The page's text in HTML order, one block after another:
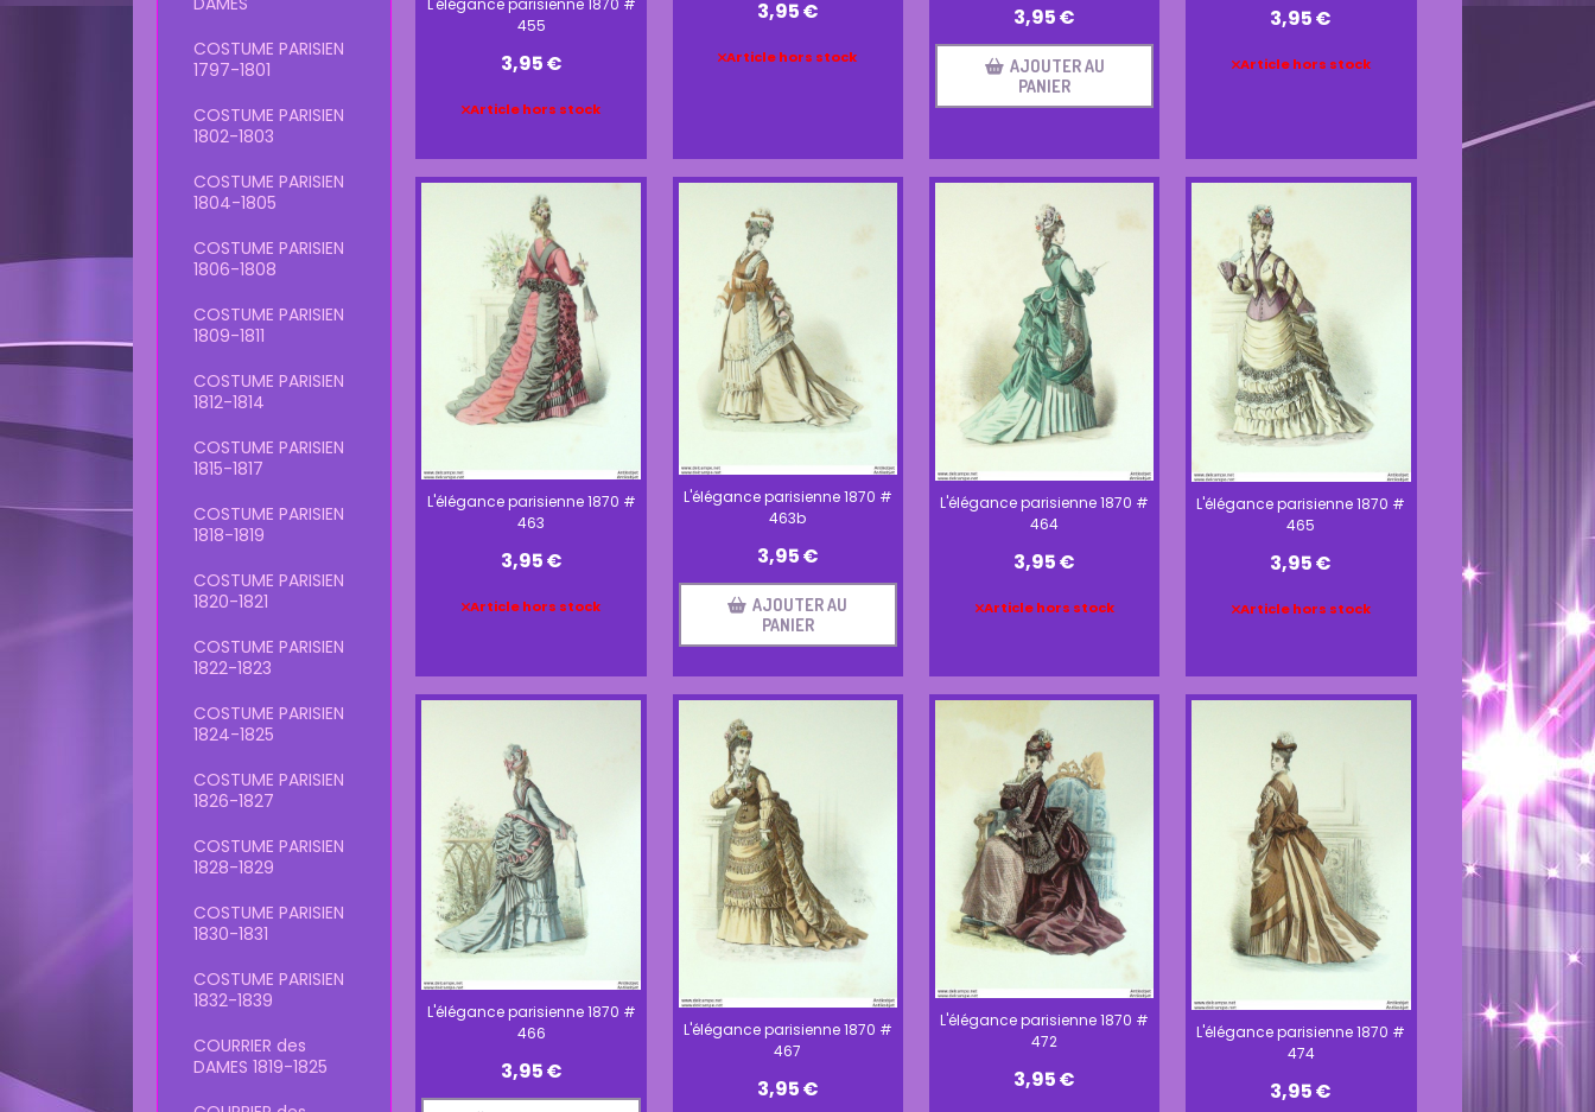
COSTUME PARISIEN
1797-1801
COSTUME PARISIEN
1802-1803
COSTUME PARISIEN
1804-1805
COSTUME PARISIEN
1806-1808
COSTUME PARISIEN
1809-1811
COSTUME PARISIEN
1812-1814
COSTUME PARISIEN
1815-1817
COSTUME PARISIEN
1818-1819
COSTUME PARISIEN
1820-1821
COSTUME PARISIEN
1822-1823
COSTUME PARISIEN
1824-1825
COSTUME PARISIEN
1826-1827
COSTUME PARISIEN
1828-1829
COSTUME PARISIEN
1830-1831
COSTUME PARISIEN
1832-1839
COURRIER des
DAMES 1819-1825
L'élégance parisienne 1870 #
455
3,95€
Article hors stock
3,95€
Article hors stock
3,95€
AJOUTER AU
PANIER
3,95€
Article hors stock
L'élégance parisienne 1870 #
463
3,95€
Article hors stock
L'élégance parisienne 1870 #
463b
3,95€
AJOUTER AU
PANIER
L'élégance parisienne 1870 #
464
3,95€
Article hors stock
L'élégance parisienne 1870 #
465
3,95€
Article hors stock
L'élégance parisienne 1870 #
466
3,95€
L'élégance parisienne 1870 #
467
3,95€
L'élégance parisienne 1870 #
472
3,95€
L'élégance parisienne 1870 #
474
3,95€